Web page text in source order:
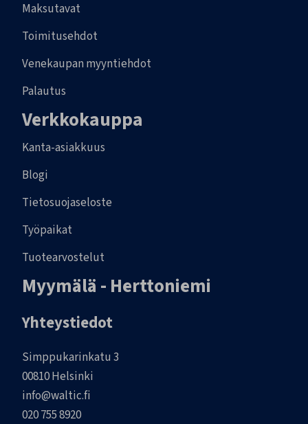
Maksutavat
Toimitusehdot
Venekaupan myyntiehdot
Palautus
Verkkokauppa
Kanta-asiakkuus
Blogi
Tietosuojaseloste
Työpaikat
Tuotearvostelut
Myymälä - Herttoniemi
Yhteystiedot
Simppukarinkatu 3
00810 Helsinki
info@waltic.fi
020 755 8920